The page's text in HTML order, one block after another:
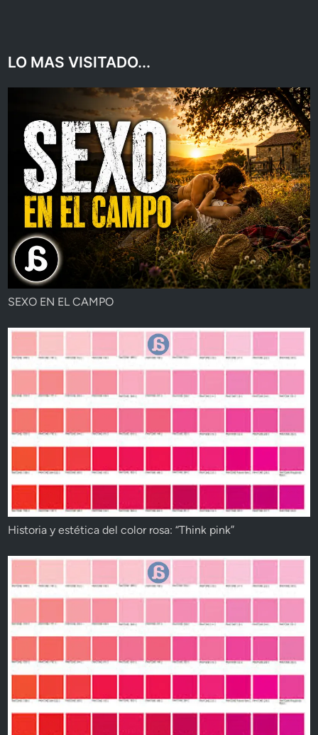
LO MAS VISITADO...
SEXO EN EL CAMPO
Historia y estética del color rosa: “Think pink”